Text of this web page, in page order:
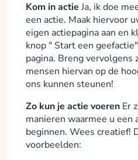
Kom in actieJa, ik doe
een actie. Maak hiervoor
eigen actiepagina aan en
knop " Start een
pagina. Breng vervolgens
mensen hiervan op de
ons kunnen steunen!
Zo kun je actie voeren Er
manieren waarmee u een
beginnen. Wees creatief!
voorbeelden: